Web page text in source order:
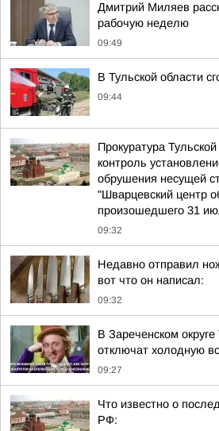
Дмитрий Миляев
рабочую неделю
09:49
В Тульской области
09:44
Прокуратура
контроль
обрушения несущей
"Шварцевский центр
произошедшего 31
09:32
Недавно отправил
вот что он написал:
09:32
В Зареченском округе
отключат холодную
09:27
Что известно о
РФ: